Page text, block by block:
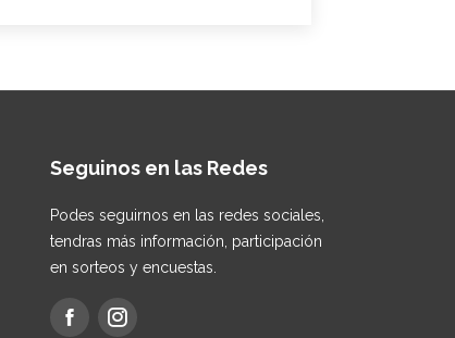
Seguinos en las Redes
Podes seguirnos en las redes sociales,
tendras más información, participación
en sorteos y encuestas.